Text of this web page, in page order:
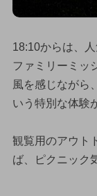
18:10からは、
ファミリーミッ
風を感じながら
いう特別な体験
観覧用のアウト
ば、ピクニック